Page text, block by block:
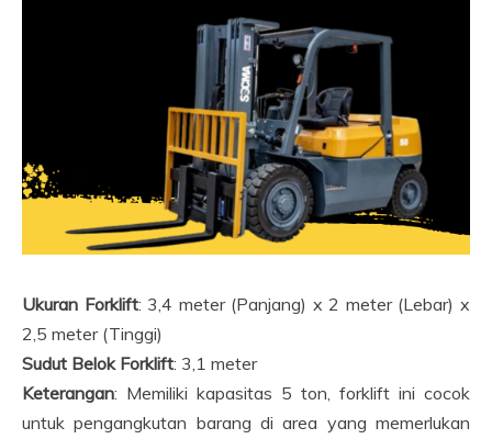
Ukuran Forklift: 3,4 meter (Panjang) x 2 meter (Lebar) x
2,5 meter (Tinggi)
Sudut Belok Forklift: 3,1 meter
Keterangan: Memiliki kapasitas 5 ton, forklift ini cocok
untuk pengangkutan barang di area yang memerlukan